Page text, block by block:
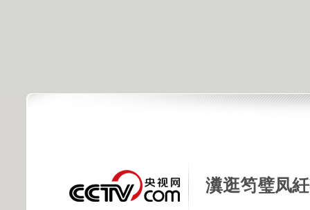
瀵逛笉璧凤